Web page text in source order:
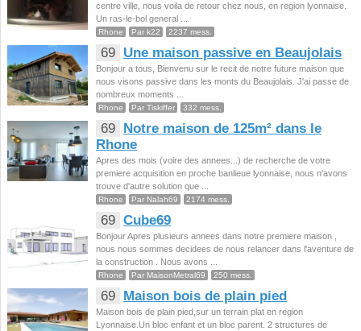
centre ville, nous voila de retour chez nous, en region lyonnaise.
Un ras-le-bol general ...
Rhone Par k22 2237 mess.
69 Une maison passive en Beaujolais
Bonjour a tous, Bienvenu sur le recit de notre future maison que
nous visons passive dans les monts du Beaujolais. J'ai passe de
nombreux moments ...
Rhone Par Tiskiffer 332 mess.
69
Notre maison de 125m² dans le
Rhone
Apres des mois (voire des annees...) de recherche de votre
premiere acquisition en proche banlieue lyonnaise, nous n'avons
trouve d'autre solution que ...
Rhone Par Nalah69 2174 mess.
69 Cube69
Bonjour Apres plusieurs annees dans notre premiere maison ,
nous nous sommes decidees de nous relancer dans l'aventure de
la construction . Nous avons ...
Rhone Par MaisonMetral69 250 mess.
69 Maison bois de plain pied
Maison bois de plain pied,sur un terrain plat en region
Lyonnaise.Un bloc enfant et un bloc parent. 2 structures de